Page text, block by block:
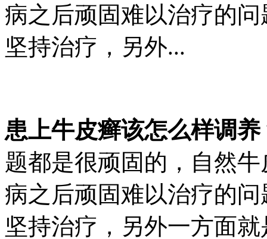
病之后顽固难以治疗的
坚持治疗，另外...
患上牛皮癣该怎么样调养
题都是很顽固的，自然
病之后顽固难以治疗的
坚持治疗，另外一方面